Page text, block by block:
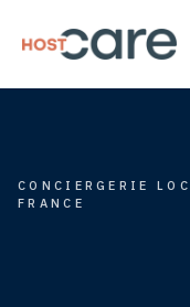
Accueil
bien
CONCIERGERIE
FRANCE